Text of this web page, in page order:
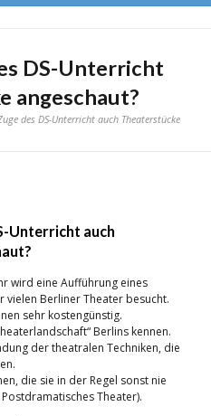
DS-Unterricht
angeschaut?
des DS-Unterricht auch Theaterstücke
Unterricht auch
wird eine Aufführung eines
vielen Berliner Theater besucht.
sehr kostengünstig.
Berlins kennen.
der theatralen Techniken, die
die sie in der Regel sonst nie
Theater).